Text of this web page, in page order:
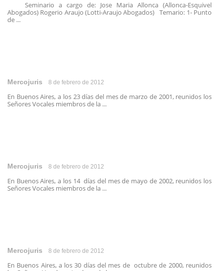
Seminario a cargo de: Jose Maria Allonca (Allonca-Esquivel
Abogados) Rogerio Araujo (Lotti-Araujo Abogados) Temario: 1- Punto
de ...
Mercojuris 8 de febrero de 2012
En Buenos Aires, a los 23 días del mes de marzo de 2001, reunidos los
Señores Vocales miembros de la ...
Mercojuris 8 de febrero de 2012
En Buenos Aires, a los 14 días del mes de mayo de 2002, reunidos los
Señores Vocales miembros de la ...
Mercojuris 8 de febrero de 2012
En Buenos Aires, a los 30 días del mes de octubre de 2000, reunidos